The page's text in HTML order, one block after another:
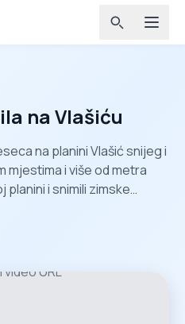
video URL
na Vlašiću
na planini Vlašić snijeg i
mjestima i više od metra
planini i snimili zimske